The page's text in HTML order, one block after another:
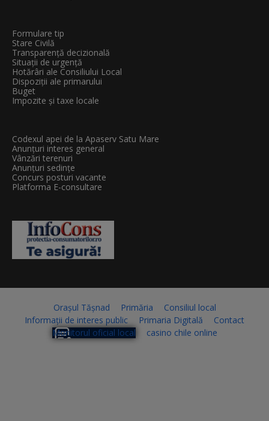
Formulare tip
Stare Civilă
Transparenţă decizională
Situații de urgență
Hotărâri ale Consiliului Local
Dispoziții ale primarului
Buget
Impozite și taxe locale
Codexul apei de la Apaserv Satu Mare
Anunțuri interes general
Vânzări terenuri
Anunțuri sedințe
Concurs posturi vacante
Platforma E-consultare
Orașul Tășnad Primăria
Consiliul local
Informații de interes public
Primaria Digitală
Contact
Monitorul oficial local
casino chile online